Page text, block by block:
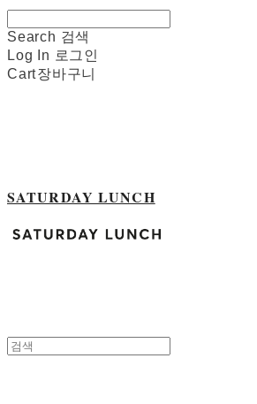
Search 검색
Log In 로그인
Cart장바구니
SATURDAY LUNCH